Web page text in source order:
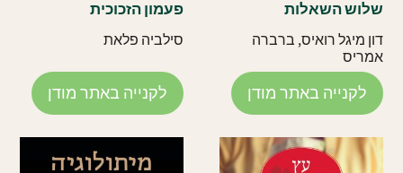
שלוש השאלות
דון מיגל רואיס, ברברה
אמריס
לקנייה באתר מודן
פעמון הזכוכית
סילביה פלאת
לקנייה באתר מודן